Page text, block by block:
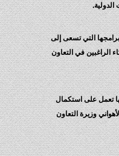
التي تسعى إلى
في التعاون
على استكمال
وزيرة التعاون